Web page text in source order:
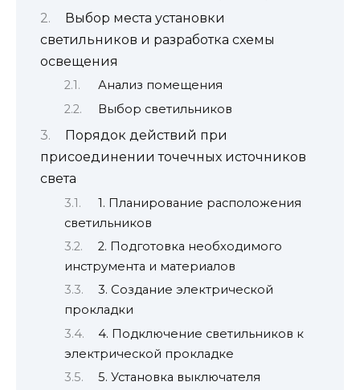
Выбор места установки
светильников и разработка схемы
освещения
Анализ помещения
Выбор светильников
Порядок действий при
присоединении точечных источников
света
1. Планирование расположения
светильников
2. Подготовка необходимого
инструмента и материалов
3. Создание электрической
прокладки
4. Подключение светильников к
электрической прокладке
5. Установка выключателя